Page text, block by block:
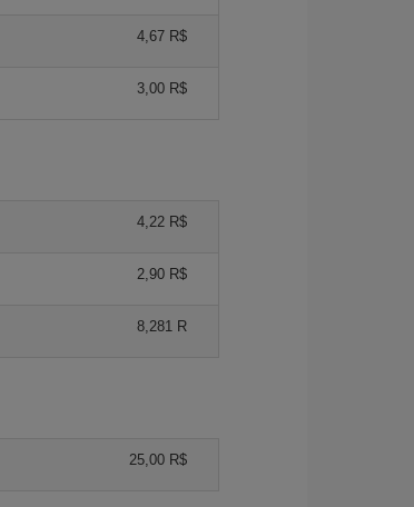
4,67 R$
3,00 R$
4,22 R$
2,90 R$
8,281 R
25,00 R$